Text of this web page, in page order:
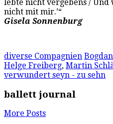
lebte nicht vergebens / Und
nicht mit mir.’“
Gisela Sonnenburg
diverse Compagnien
Helge Freiberg, Martin
verwundert seyn - zu sehn
ballett journal
More Posts